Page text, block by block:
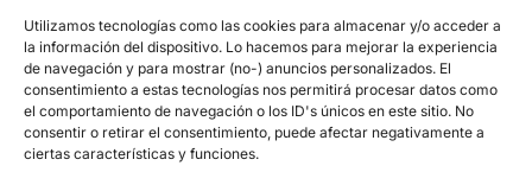
Utilizamos tecnologías como las cookies para almacenar y/o acceder a
la información del dispositivo. Lo hacemos para mejorar la experiencia
de navegación y para mostrar (no-) anuncios personalizados. El
consentimiento a estas tecnologías nos permitirá procesar datos como
el comportamiento de navegación o los ID's únicos en este sitio. No
consentir o retirar el consentimiento, puede afectar negativamente a
ciertas características y funciones.
¿Cómo se puede acceder a
expertos en mentorADVISOR?
Los participantes que finalizan el
programa y obtienen su acreditación